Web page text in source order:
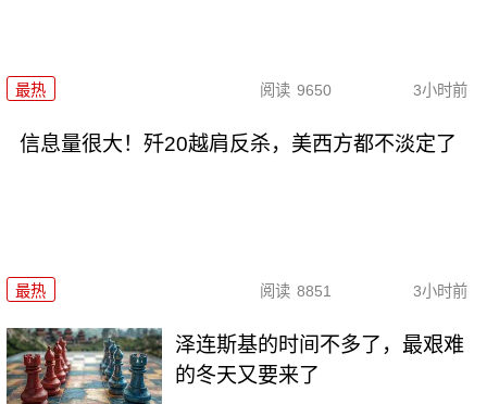
最热 阅读 9650 3小时前
信息量很大！歼20越肩反杀，美西方都不淡定了
最热 阅读 8851 3小时前
泽连斯基的时间不多了，最艰难
的冬天又要来了